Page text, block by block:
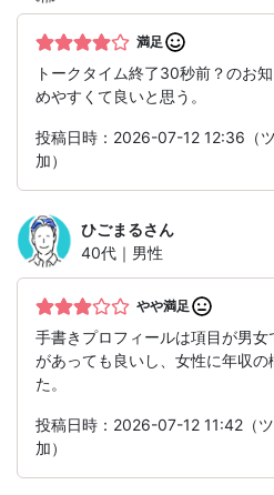
満足
トークタイム終了30秒前？のお
めやすくて良いと思う。
投稿日時：2026-07-12 12:36（
加）
ひごまるさん
40代｜男性
やや満足
手書きプロフィールは項目が男
があっても良いし、女性に年収
た。
投稿日時：2026-07-12 11:42（
加）